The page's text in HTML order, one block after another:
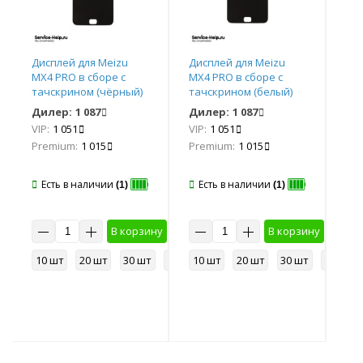
50 шт
Дисплей для Meizu
MX4 PRO в сборе с
тачскрином (чёрный)
COPY AAA+ *
Дилер: 1 087
VIP: 1 051
Premium: 1 015
Есть в наличии (1)
В корзину
10 шт
20 шт 30 шт 50 шт
Дисплей для Meizu
MX4 PRO в сборе с
тачскрином (белый)
COPY AAA+ *
Дилер: 1 087
VIP: 1 051
Premium: 1 015
Есть в наличии (1)
В корзину
10 шт
20 шт 30 шт